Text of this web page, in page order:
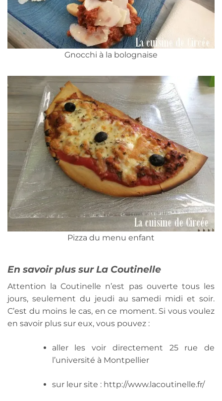
Gnocchi à la bolognaise
Pizza du menu enfant
En savoir plus sur La Coutinelle
Attention la Coutinelle n’est pas ouverte tous les
jours, seulement du jeudi au samedi midi et soir.
C’est du moins le cas, en ce moment. Si vous voulez
en savoir plus sur eux, vous pouvez :
aller les voir directement 25 rue de
l’université à Montpellier
sur leur site : http://www.lacoutinelle.fr/